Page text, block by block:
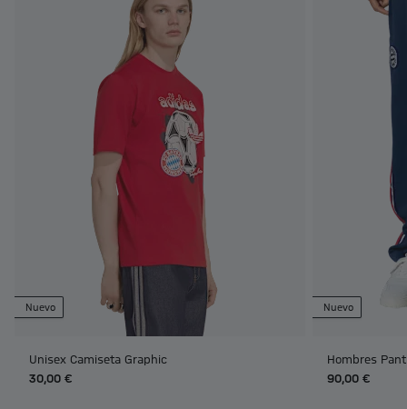
Nuevo
Unisex Camiseta Graphic
30,00 €
Nuevo
Hombres
90,00 €